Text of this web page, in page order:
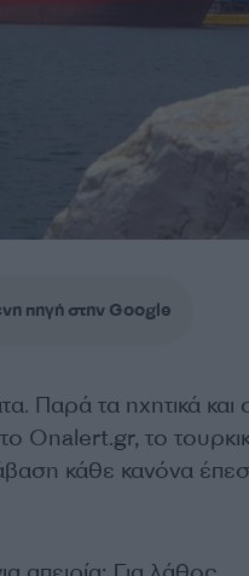
πηγή στην Google
Παρά τα ηχητικά και
Onalert.gr, το
κάθε κανόνα